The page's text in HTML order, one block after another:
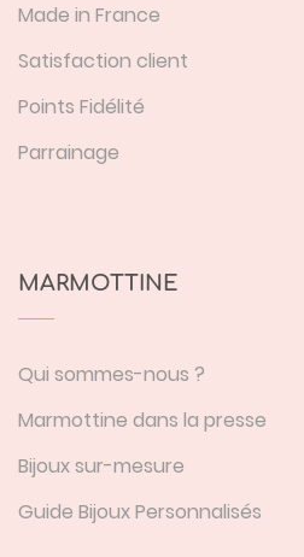
Made in France
Satisfaction client
Points Fidélité
Parrainage
MARMOTTINE
Qui sommes-nous ?
Marmottine dans la presse
Bijoux sur-mesure
Guide Bijoux Personnalisés